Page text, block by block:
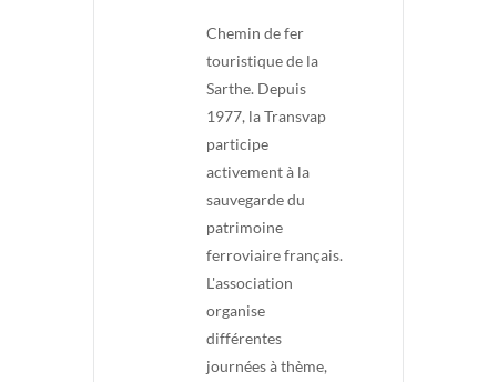
Chemin de fer
touristique de la
Sarthe. Depuis
1977, la Transvap
participe
activement à la
sauvegarde du
patrimoine
ferroviaire français.
L'association
organise
différentes
journées à thème,